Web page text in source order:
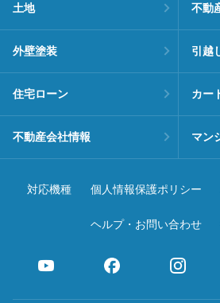
土地 不動
外壁塗装 引越
住宅ローン カー
不動産会社情報 マン
対応機種 個人情報保護ポリシー
ヘルプ・お問い合わせ